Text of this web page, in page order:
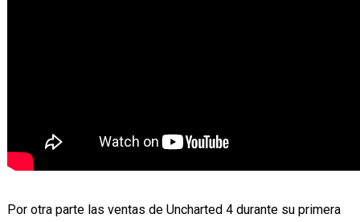
Por otra parte las ventas de Uncharted 4 durante su primera